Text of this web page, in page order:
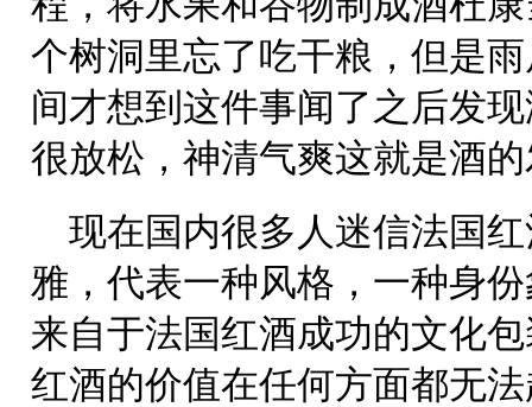
个树洞里忘了吃干粮，但是
间才想到这件事闻了之后发
很放松，神清气爽这就是酒
现在国内很多人迷信法国
雅，代表一种风格，一种身
来自于法国红酒成功的文化
红酒的价值在任何方面都无